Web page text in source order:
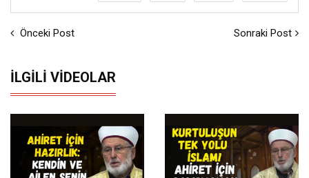
Önceki Post Sonraki Post
İLGILI VIDEOLAR